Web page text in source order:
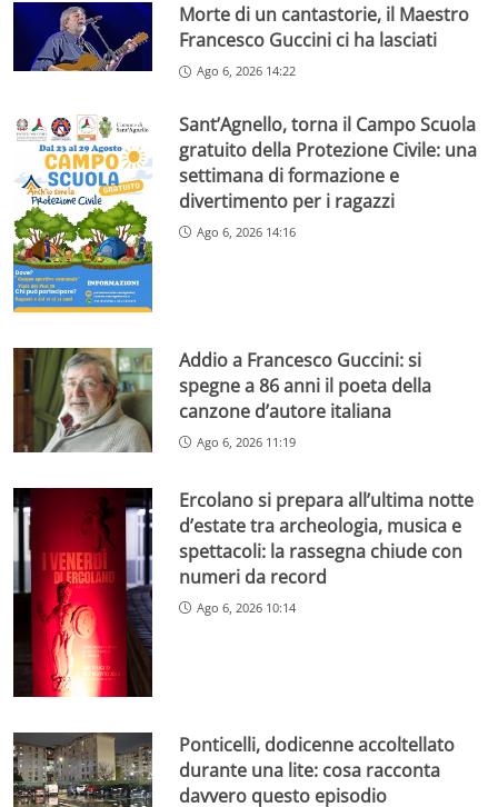
Morte di un cantastorie, il Maestro
Francesco Guccini ci ha lasciati
Ago 6, 2026 14:22
Sant’Agnello, torna il Campo Scuola
gratuito della Protezione Civile: una
settimana di formazione e
divertimento per i ragazzi
Ago 6, 2026 14:16
Addio a Francesco Guccini: si
spegne a 86 anni il poeta della
canzone d’autore italiana
Ago 6, 2026 11:19
Ercolano si prepara all’ultima notte
d’estate tra archeologia, musica e
spettacoli: la rassegna chiude con
numeri da record
Ago 6, 2026 10:14
Ponticelli, dodicenne accoltellato
durante una lite: cosa racconta
davvero questo episodio